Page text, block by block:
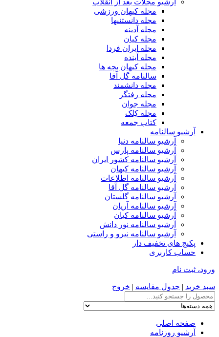
آرشیو مجلات بعد از انقلاب
مجله کیهان ورزشی
مجله دانستنیها
مجله آدینه
مجله کیان
مجله ایران فردا
مجله آینده
مجله کیهان بچه ها
سالنامه گل آقا
مجله دانشمند
مجله رفتگر
مجله جوان
مجله کِلک
کتاب جمعه
آرشیو سالنامه
آرشیو سالنامه دنیا
آرشیو سالنامه پارس
آرشیو سالنامه کشور ایران
آرشیو سالنامه کیهان
آرشیو سالنامه اطلاعات
آرشیو سالنامه گل آقا
آرشیو سالنامه گلستان
آرشیو سالنامه آریان
آرشیو سالنامه کیان
آرشیو سالنامه نور دانش
آرشیو سالنامه نیرو و راستی
پکیج های تخفیف دار
حساب کاربری
ورود، ثبت نام
سبد خرید | جدول مقایسه | خروج
صفحه اصلی
آرشیو روزنامه